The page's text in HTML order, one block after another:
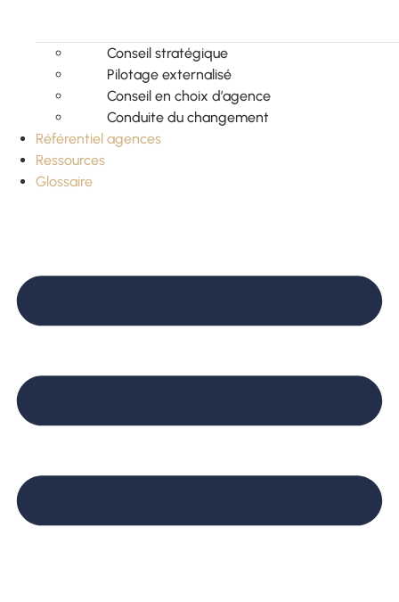
Conseil stratégique
Pilotage externalisé
Conseil en choix d’agence
Conduite du changement
Référentiel agences
Ressources
Glossaire